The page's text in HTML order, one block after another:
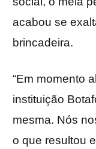
acabou se
brincadeira.
“Em momento
instituição
mesma. Nós
o que resultou